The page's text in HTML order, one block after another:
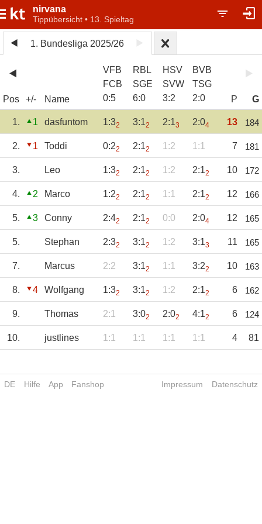
nirvana
Tippübersicht • 13. Spieltag
1. Bundesliga 2025/26
Pos +/- Name
VFB
FCB
0:5
RBL
SGE
6:0
HSV
SVW
3:2
BVB
TSG
2:0 P G
1. 1 dasfuntom 1:32 3:12 2:13 2:04 13 184
2. 1 Toddi 0:22 2:12 1:2 1:1 7 181
3. Leo 1:32 2:12 1:2 2:12 10 172
4. 2 Marco 1:22 2:12 1:1 2:12 12 166
5. 3 Conny 2:42 2:12 0:0 2:04 12 165
5. Stephan 2:32 3:12 1:2 3:13 11 165
7. Marcus 2:2 3:12 1:1 3:22 10 163
8. 4 Wolfgang 1:32 3:12 1:2 2:12 6 162
9. Thomas 2:1 3:02 2:02 4:12 6 124
10. justlines 1:1 1:1 1:1 1:1 4 81
DE Hilfe App Fanshop Impressum Datenschutz